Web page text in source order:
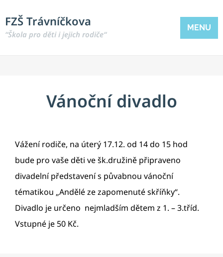
FZŠ Trávníčkova
“Škola pro děti i jejich rodiče“
MENU
Vánoční divadlo
Vážení rodiče, na úterý 17.12. od 14 do 15 hod
bude pro vaše děti ve šk.družině připraveno
divadelní představení s půvabnou vánoční
tématikou „Andělé ze zapomenuté skříňky“.
Divadlo je určeno nejmladším dětem z 1. – 3.tříd.
Vstupné je 50 Kč.